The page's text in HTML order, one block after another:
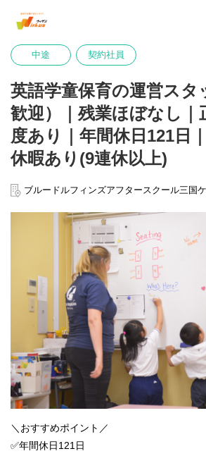
中途 契約社員
英語学童保育の運営スタ
歓迎）｜残業ほぼなし｜
度あり｜年間休日121日
休暇あり(9連休以上)
ブルードルフィンズアフタースクール三国
＼おすすめポイント／
✅年間休日121日